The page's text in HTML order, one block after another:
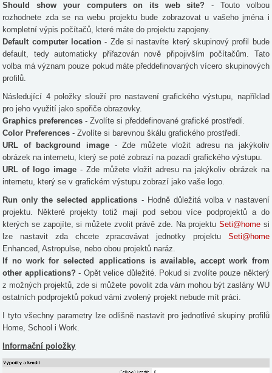
Should show your computers on its web site? - Touto volbou
rozhodnete zda se na webu projektu bude zobrazovat u vašeho jména i
kompletní výpis počítačů, které máte do projektu zapojeny.
Default computer location - Zde si nastavíte který skupinový profil bude
default, tedy automaticky přiřazován nově připojivším počítačům. Tato
volba má význam pouze pokud máte předdefinovaných vícero skupinových
profilů.
Následující 4 položky slouží pro nastavení grafického výstupu, například
pro jeho využití jako spořiče obrazovky.
Graphics preferences - Zvolíte si předdefinované grafické prostředí.
Color Preferences - Zvolíte si barevnou škálu grafického prostředí.
URL of background image - Zde můžete vložit adresu na jakýkoliv
obrázek na internetu, který se poté zobrazí na pozadí grafického výstupu.
URL of logo image - Zde můžete vložit adresu na jakýkoliv obrázek na
internetu, který se v grafickém výstupu zobrazí jako vaše logo.
Run only the selected applications - Hodně důležitá volba v nastavení
projektu. Některé projekty totiž mají pod sebou více podprojektů a do
kterých se zapojíte, si můžete zvolit právě zde. Na projektu Seti@homesi
lze nastavit zda chcete zpracovávat jednotky projektu Seti@home
Enhanced, Astropulse, nebo obou projektů naráz.
If no work for selected applications is available, accept work from
other applications? - Opět velice důležité. Pokud si zvolíte pouze některý
z možných projektů, zde si můžete povolit zda vám mohou být zaslány WU
ostatních podprojektů pokud vámi zvolený projekt nebude mít práci.
I tyto všechny parametry lze odlišně nastavit pro jednotlivé skupiny profilů
Home, School i Work.
Informační položky